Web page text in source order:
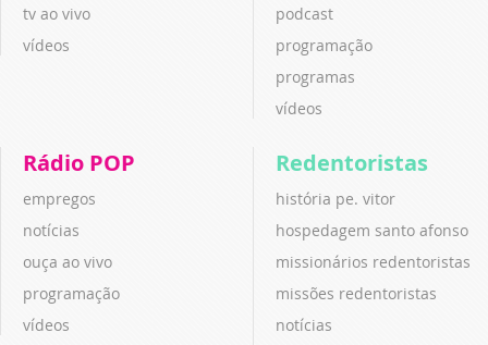
tv ao vivo
vídeos
podcast
programação
programas
vídeos
Rádio POP
empregos
notícias
ouça ao vivo
programação
vídeos
Redentoristas
história pe. vitor
hospedagem santo afonso
missionários redentoristas
missões redentoristas
notícias